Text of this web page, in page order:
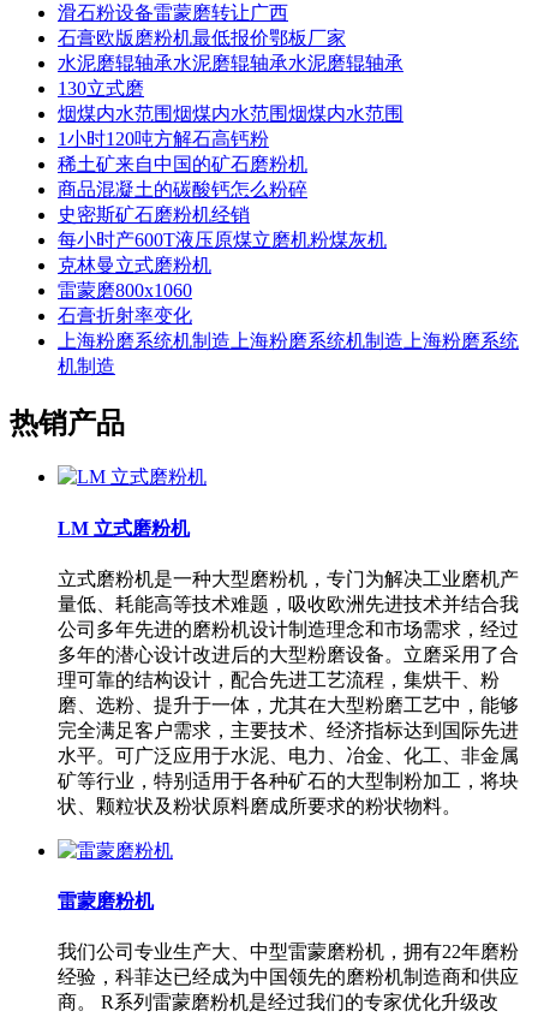
滑石粉设备雷蒙磨转让广西
石膏欧版磨粉机最低报价鄂板厂家
水泥磨辊轴承水泥磨辊轴承水泥磨辊轴承
130立式磨
烟煤内水范围烟煤内水范围烟煤内水范围
1小时120吨方解石高钙粉
稀土矿来自中国的矿石磨粉机
商品混凝土的碳酸钙怎么粉碎
史密斯矿石磨粉机经销
每小时产600T液压原煤立磨机粉煤灰机
克林曼立式磨粉机
雷蒙磨800x1060
石膏折射率变化
上海粉磨系统机制造上海粉磨系统机制造上海粉磨系统
机制造
热销产品
LM 立式磨粉机
立式磨粉机是一种大型磨粉机，专门为解决工业磨机产
量低、耗能高等技术难题，吸收欧洲先进技术并结合我
公司多年先进的磨粉机设计制造理念和市场需求，经过
多年的潜心设计改进后的大型粉磨设备。立磨采用了合
理可靠的结构设计，配合先进工艺流程，集烘干、粉
磨、选粉、提升于一体，尤其在大型粉磨工艺中，能够
完全满足客户需求，主要技术、经济指标达到国际先进
水平。可广泛应用于水泥、电力、冶金、化工、非金属
矿等行业，特别适用于各种矿石的大型制粉加工，将块
状、颗粒状及粉状原料磨成所要求的粉状物料。
雷蒙磨粉机
我们公司专业生产大、中型雷蒙磨粉机，拥有22年磨粉
经验，科菲达已经成为中国领先的磨粉机制造商和供应
商。 R系列雷蒙磨粉机是经过我们的专家优化升级改